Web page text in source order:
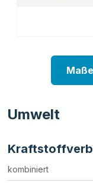
Umwelt
kombiniert